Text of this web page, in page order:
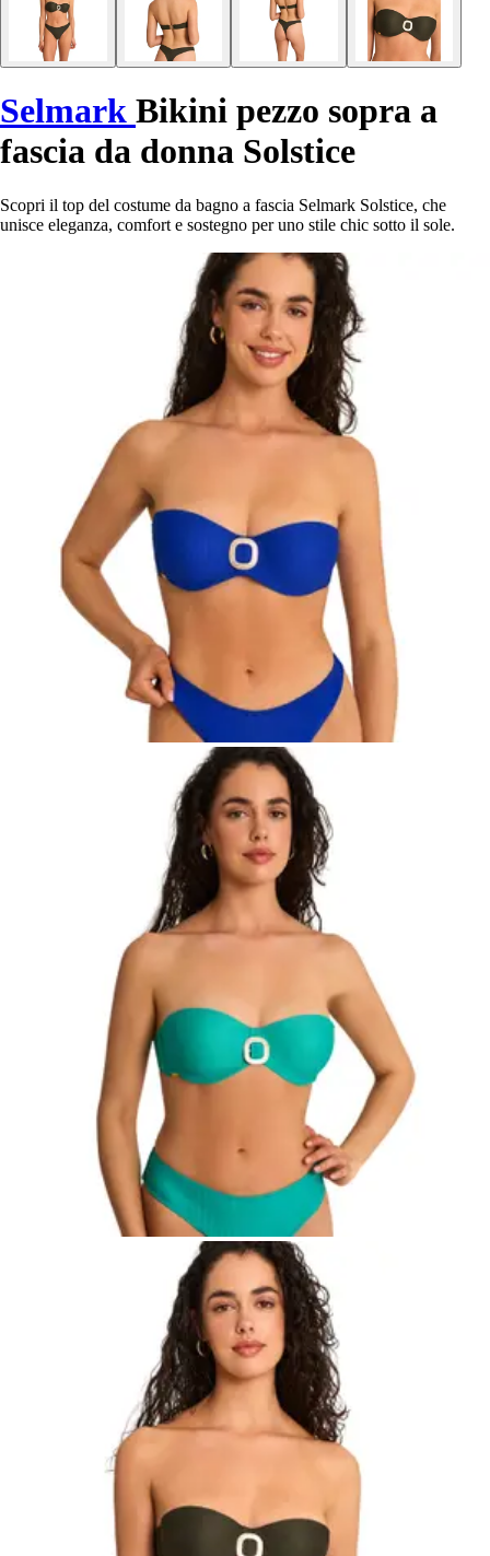
Selmark Bikini pezzo sopra a
fascia da donna Solstice
Scopri il top del costume da bagno a fascia Selmark Solstice, che
unisce eleganza, comfort e sostegno per uno stile chic sotto il sole.